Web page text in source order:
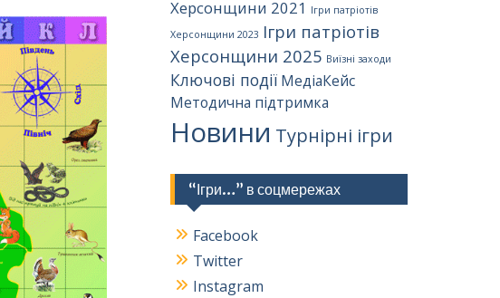
Херсонщини 2021 Ігри патріотів
Херсонщини 2023 Ігри патріотів
Херсонщини 2025 Виїзні заходи
Ключові події МедіаКейс
Методична підтримка
Новини Турнірні ігри
“Ігри…” в соцмережах
Facebook
Twitter
Instagram